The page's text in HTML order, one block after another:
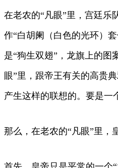
在老农的“凡眼”里，宫廷乐
作“白胡阑（白色的光环）
是“狗生双翅”，龙旗上的图
眼”里，跟帝王有关的高贵
产生这样的联想的。要是一
那么，在老农的“凡眼”里